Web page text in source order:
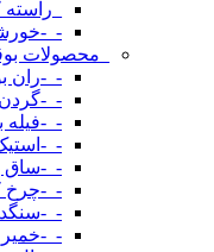
-_-
_محصولات
-_-ران
-_-
-_-فیله
-_-
-_-ساق
-_-چرخ
-_-
-_-